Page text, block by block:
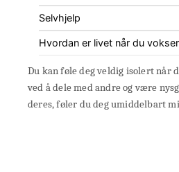
Selvhjelp
Hvordan er livet når du
Du kan føle deg veldig isolert når
ved å dele med andre og være
deres, føler du deg umiddelbart